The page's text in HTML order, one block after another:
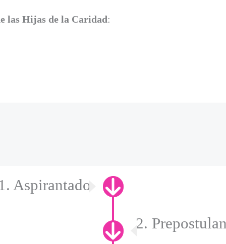
las Hijas de la Caridad:
Aspirantado
2.